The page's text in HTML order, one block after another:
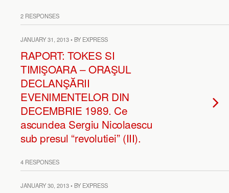
2 RESPONSES
JANUARY 31, 2013 • BY EXPRESS
RAPORT: TOKES SI
TIMIŞOARA – ORAŞUL
DECLANŞĂRII
EVENIMENTELOR DIN
DECEMBRIE 1989. Ce
ascundea Sergiu Nicolaescu
sub presul “revolutiei” (III).
4 RESPONSES
JANUARY 30, 2013 • BY EXPRESS